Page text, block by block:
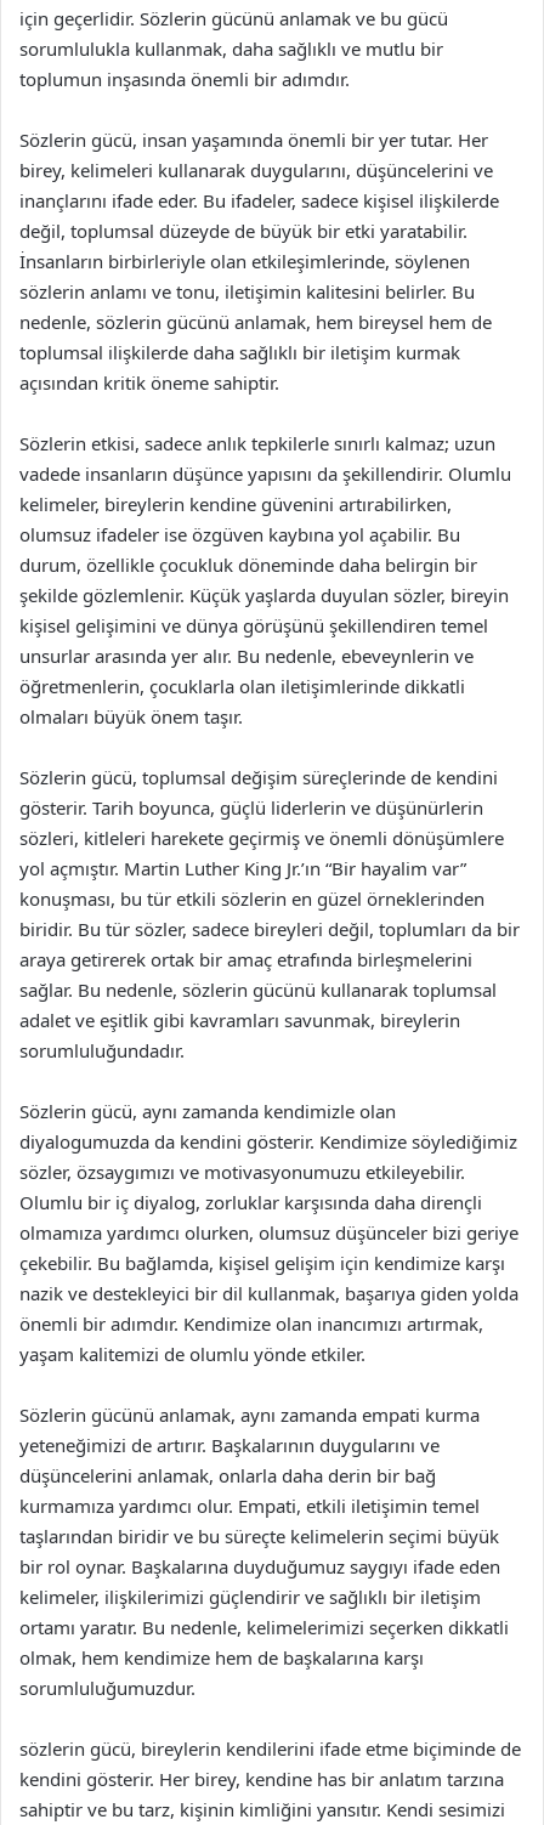
için geçerlidir. Sözlerin gücünü anlamak ve bu gücü
sorumlulukla kullanmak, daha sağlıklı ve mutlu bir
toplumun inşasında önemli bir adımdır.
Sözlerin gücü, insan yaşamında önemli bir yer tutar. Her
birey, kelimeleri kullanarak duygularını, düşüncelerini ve
inançlarını ifade eder. Bu ifadeler, sadece kişisel ilişkilerde
değil, toplumsal düzeyde de büyük bir etki yaratabilir.
İnsanların birbirleriyle olan etkileşimlerinde, söylenen
sözlerin anlamı ve tonu, iletişimin kalitesini belirler. Bu
nedenle, sözlerin gücünü anlamak, hem bireysel hem de
toplumsal ilişkilerde daha sağlıklı bir iletişim kurmak
açısından kritik öneme sahiptir.
Sözlerin etkisi, sadece anlık tepkilerle sınırlı kalmaz; uzun
vadede insanların düşünce yapısını da şekillendirir. Olumlu
kelimeler, bireylerin kendine güvenini artırabilirken,
olumsuz ifadeler ise özgüven kaybına yol açabilir. Bu
durum, özellikle çocukluk döneminde daha belirgin bir
şekilde gözlemlenir. Küçük yaşlarda duyulan sözler, bireyin
kişisel gelişimini ve dünya görüşünü şekillendiren temel
unsurlar arasında yer alır. Bu nedenle, ebeveynlerin ve
öğretmenlerin, çocuklarla olan iletişimlerinde dikkatli
olmaları büyük önem taşır.
Sözlerin gücü, toplumsal değişim süreçlerinde de kendini
gösterir. Tarih boyunca, güçlü liderlerin ve düşünürlerin
sözleri, kitleleri harekete geçirmiş ve önemli dönüşümlere
yol açmıştır. Martin Luther King Jr.’ın “Bir hayalim var”
konuşması, bu tür etkili sözlerin en güzel örneklerinden
biridir. Bu tür sözler, sadece bireyleri değil, toplumları da bir
araya getirerek ortak bir amaç etrafında birleşmelerini
sağlar. Bu nedenle, sözlerin gücünü kullanarak toplumsal
adalet ve eşitlik gibi kavramları savunmak, bireylerin
sorumluluğundadır.
Sözlerin gücü, aynı zamanda kendimizle olan
diyalogumuzda da kendini gösterir. Kendimize söylediğimiz
sözler, özsaygımızı ve motivasyonumuzu etkileyebilir.
Olumlu bir iç diyalog, zorluklar karşısında daha dirençli
olmamıza yardımcı olurken, olumsuz düşünceler bizi geriye
çekebilir. Bu bağlamda, kişisel gelişim için kendimize karşı
nazik ve destekleyici bir dil kullanmak, başarıya giden yolda
önemli bir adımdır. Kendimize olan inancımızı artırmak,
yaşam kalitemizi de olumlu yönde etkiler.
Sözlerin gücünü anlamak, aynı zamanda empati kurma
yeteneğimizi de artırır. Başkalarının duygularını ve
düşüncelerini anlamak, onlarla daha derin bir bağ
kurmamıza yardımcı olur. Empati, etkili iletişimin temel
taşlarından biridir ve bu süreçte kelimelerin seçimi büyük
bir rol oynar. Başkalarına duyduğumuz saygıyı ifade eden
kelimeler, ilişkilerimizi güçlendirir ve sağlıklı bir iletişim
ortamı yaratır. Bu nedenle, kelimelerimizi seçerken dikkatli
olmak, hem kendimize hem de başkalarına karşı
sorumluluğumuzdur.
sözlerin gücü, bireylerin kendilerini ifade etme biçiminde de
kendini gösterir. Her birey, kendine has bir anlatım tarzına
sahiptir ve bu tarz, kişinin kimliğini yansıtır. Kendi sesimizi